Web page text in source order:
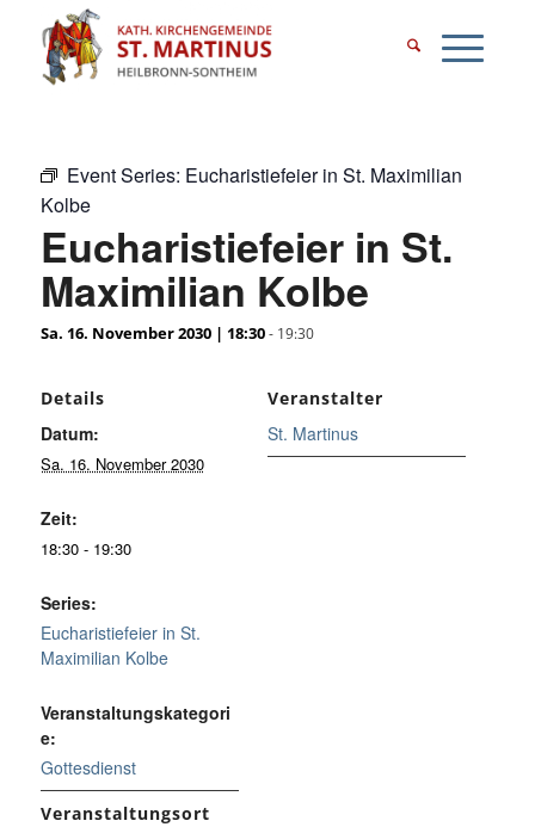
Event Series: Eucharistiefeier in St. Maximilian
Kolbe
Eucharistiefeier in St.
Maximilian Kolbe
Sa. 16. November 2030 | 18:30- 19:30
Details
Datum:
Sa. 16. November 2030
Zeit:
18:30 - 19:30
Series:
Eucharistiefeier in St.
Maximilian Kolbe
Veranstaltungskategori
e:
Gottesdienst
Veranstaltungsort
Veranstalter
St. Martinus